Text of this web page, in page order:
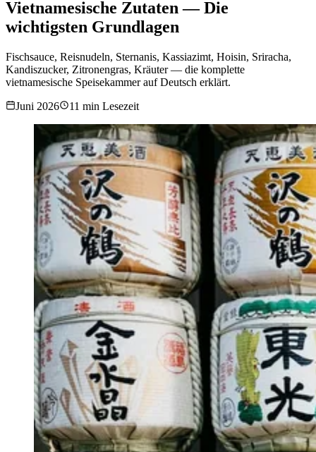
Vietnamesische Zutaten — Die
wichtigsten Grundlagen
Fischsauce, Reisnudeln, Sternanis, Kassiazimt, Hoisin, Sriracha,
Kandiszucker, Zitronengras, Kräuter — die komplette
vietnamesische Speisekammer auf Deutsch erklärt.
Juni 2026
11 min Lesezeit